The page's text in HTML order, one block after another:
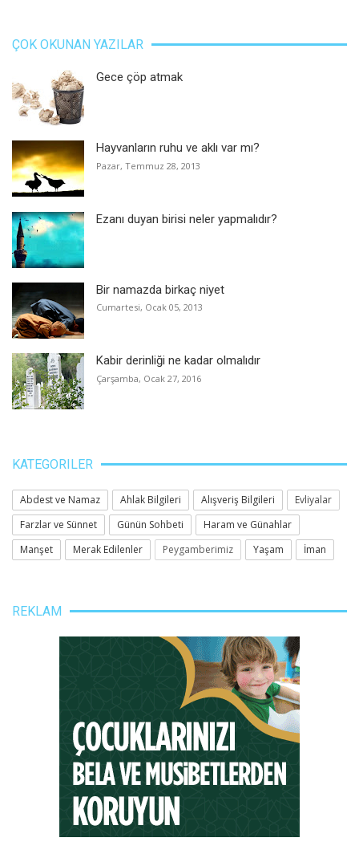
ÇOK OKUNAN YAZILAR
Gece çöp atmak
Hayvanların ruhu ve aklı var mı?
Pazar, Temmuz 28, 2013
Ezanı duyan birisi neler yapmalıdır?
Bir namazda birkaç niyet
Cumartesi, Ocak 05, 2013
Kabir derinliği ne kadar olmalıdır
Çarşamba, Ocak 27, 2016
KATEGORILER
Abdest ve Namaz Ahlak Bilgileri Alışveriş Bilgileri
Evliyalar
Farzlar ve Sünnet
Günün Sohbeti
Haram ve Günahlar
Manşet
Merak Edilenler Peygamberimiz Yaşam İman
REKLAM